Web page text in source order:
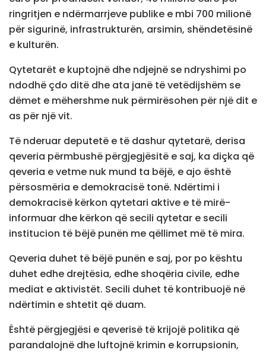
ringritjen e ndërmarrjeve publike e mbi 700 milionë
për sigurinë, infrastrukturën, arsimin, shëndetësinë
e kulturën.
Qytetarët e kuptojnë dhe ndjejnë se ndryshimi po
ndodhë çdo ditë dhe ata janë të vetëdijshëm se
dëmet e mëhershme nuk përmirësohen për një dit e
as për një vit.
Të nderuar deputetë e të dashur qytetarë, derisa
qeveria përmbushë përgjegjësitë e saj, ka diçka që
qeveria e vetme nuk mund ta bëjë, e ajo është
përsosmëria e demokracisë tonë. Ndërtimi i
demokracisë kërkon qytetari aktive e të mirë-
informuar dhe kërkon që secili qytetar e secili
institucion të bëjë punën me qëllimet më të mira.
Qeveria duhet të bëjë punën e saj, por po kështu
duhet edhe drejtësia, edhe shoqëria civile, edhe
mediat e aktivistët. Secili duhet të kontribuojë në
ndërtimin e shtetit që duam.
Është përgjegjësi e qeverisë të krijojë politika që
parandalojnë dhe luftojnë krimin e korrupsionin,